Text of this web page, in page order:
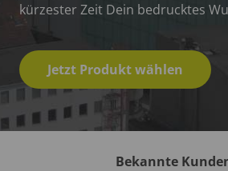
kürzester Zeit Dein bedrucktes
Jetzt Produkt wählen
Bekannte